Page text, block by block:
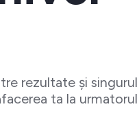
rezultate și
ta la